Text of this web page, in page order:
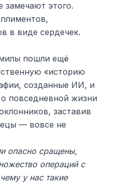
замечают этого.
в виде сердечек.
пошли ещё
«историю
созданные ИИ, и
повседневной жизни
заставив
— вовсе не
опасно сращены,
операций с
у нас такие